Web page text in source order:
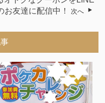
お友達に配信中！
次へ